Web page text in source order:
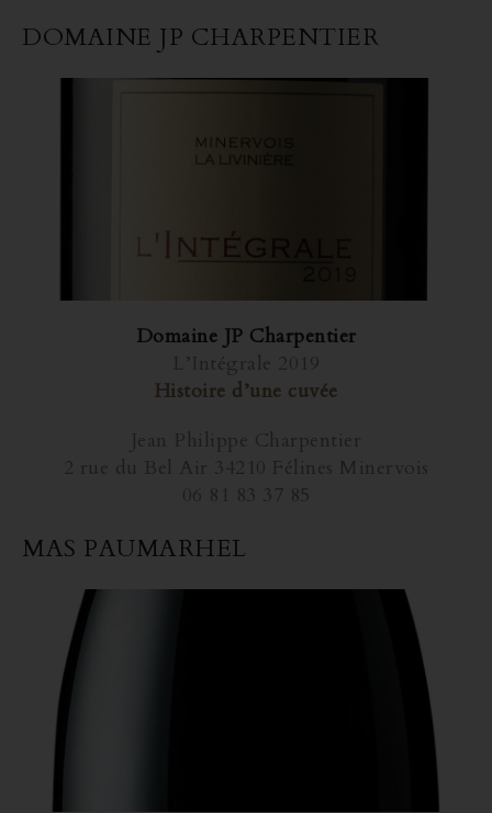
DOMAINE JP CHARPENTIER
Domaine JP Charpentier
L’Intégrale 2019
Histoire d’une cuvée
Jean Philippe Charpentier
2 rue du Bel Air 34210 Félines Minervois
06 81 83 37 85
MAS PAUMARHEL